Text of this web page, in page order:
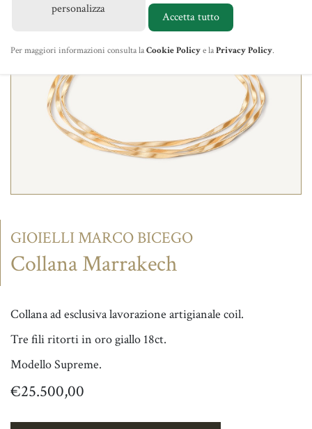
NEWS
GIOIELLI MARCO BICEGO
Collana Marrakech
Collana ad esclusiva lavorazione artigianale coil.
Tre fili ritorti in oro giallo 18ct.
Modello Supreme.
€25.500,00
personalizza
Accetta tutto
Per maggiori informazioni consulta laCookie Policye laPrivacy Policy.